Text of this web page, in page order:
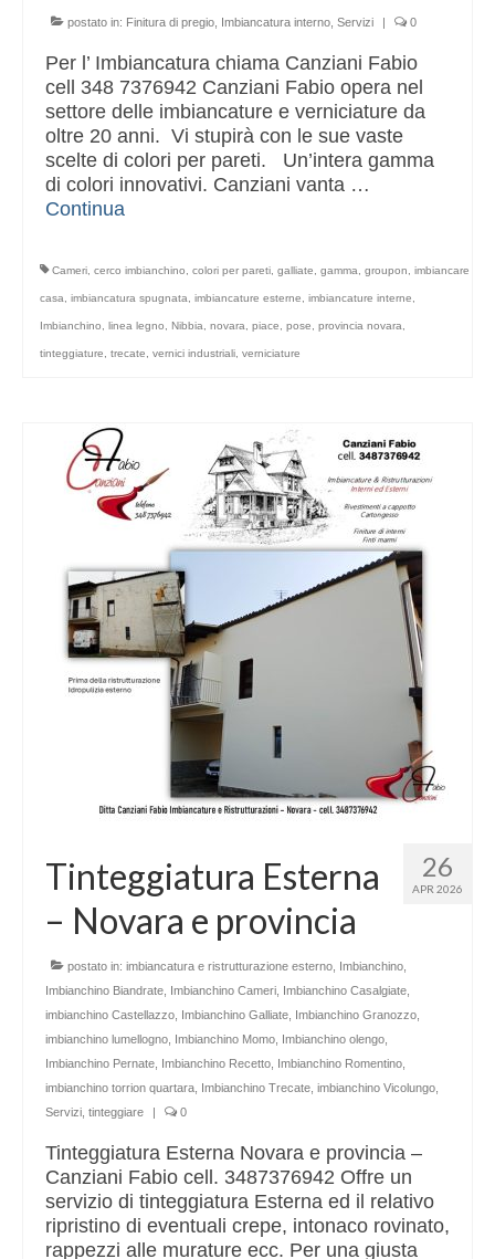
postato in: Finitura di pregio, Imbiancatura interno, Servizi 0
Per l’ Imbiancatura chiama Canziani Fabio
cell 348 7376942 Canziani Fabio opera nel
settore delle imbiancature e verniciature da
oltre 20 anni. Vi stupirà con le sue vaste
scelte di colori per pareti. Un’intera gamma
di colori innovativi. Canziani vanta …
Continua
Cameri, cerco imbianchino, colori per pareti, galliate, gamma, groupon, imbiancare
casa, imbiancatura spugnata, imbiancature esterne, imbiancature interne,
Imbianchino, linea legno, Nibbia, novara, piace, pose, provincia novara,
tinteggiature, trecate, vernici industriali, verniciature
26
APR 2026
Tinteggiatura Esterna
– Novara e provincia
postato in: imbiancatura e ristrutturazione esterno, Imbianchino,
Imbianchino Biandrate, Imbianchino Cameri, Imbianchino Casalgiate,
imbianchino Castellazzo, Imbianchino Galliate, Imbianchino Granozzo,
imbianchino lumellogno, Imbianchino Momo, Imbianchino olengo,
Imbianchino Pernate, Imbianchino Recetto, Imbianchino Romentino,
imbianchino torrion quartara, Imbianchino Trecate, imbianchino Vicolungo,
Servizi, tinteggiare 0
Tinteggiatura Esterna Novara e provincia –
Canziani Fabio cell. 3487376942 Offre un
servizio di tinteggiatura Esterna ed il relativo
ripristino di eventuali crepe, intonaco rovinato,
rappezzi alle murature ecc. Per una giusta